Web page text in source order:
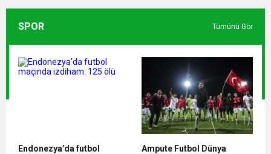
SPOR Tümünü Gör
Endonezya’da futbol
Ampute Futbol Dünya